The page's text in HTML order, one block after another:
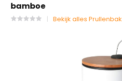
bamboe
Bekijk alles Prullenbak